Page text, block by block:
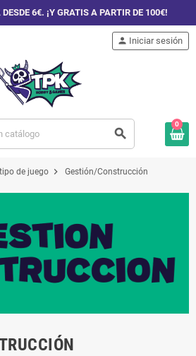
6€. ¡Y GRATIS A PARTIR DE 100€!
search
person Iniciar sesión
0
de juego chevron_right Gestión/Construcción